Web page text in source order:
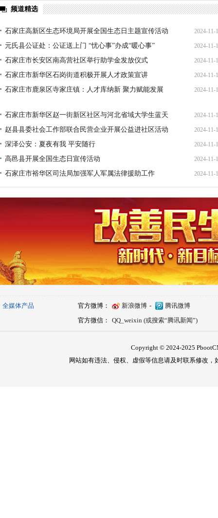
频道精选
石家庄高新区生态环境局开展全国生态日主题宣传活动 2024-11-
元氏县公证处：公证送上门 “忧心事”办成“暖心事” 2024-11-
石家庄市长安区南高营社区举行助学金发放仪式 2024-11-
石家庄市新华区石岗街道积极开展人才政策宣讲 2024-11-
石家庄市鹿泉区寺家庄镇：人才库纳新 聚力赋能发展 2024-11-
石家庄市新华区赵一街新区社区与河北省域大学生蓝天
救援队联合成立联络处
2024-11-
赵县县委社会工作部联合民营企业开展公益进社区活动 2024-11-
深泽公安：夏夜有我 平安随行 2024-11-
高邑县开展全国生态日宣传活动 2024-11-
石家庄市裕华区司法局加强军人军属法律援助工作 2024-11-
全媒体产品 官方微博： 新浪微博 -
腾讯微博
官方微信：
QQ_weixin (或搜索“腾讯新闻”)
Copyright © 2024-2025
网站如有违法、侵权、虚假等信息请及时联系修改